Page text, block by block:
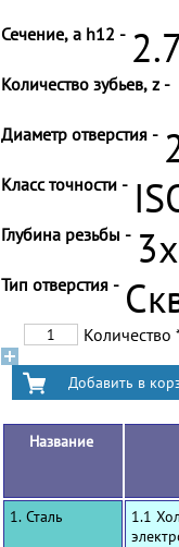
Сечение, a h12 -
Количество зубьев, z -
Диаметр отверстия -
Класс точности -
Глубина резьбы -
Тип отверстия -
Количество
Название
1. Сталь
1.1